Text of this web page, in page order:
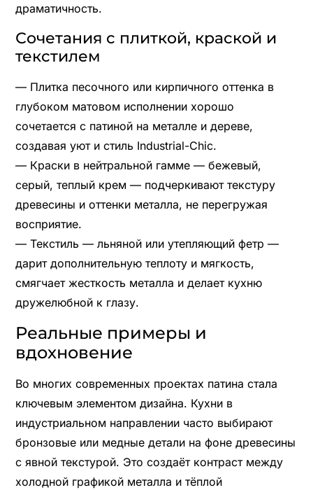
драматичность.
Сочетания с плиткой, краской и
текстилем
— Плитка песочного или кирпичного оттенка в
глубоком матовом исполнении хорошо
сочетается с патиной на металле и дереве,
создавая уют и стиль Industrial-Chic.
— Краски в нейтральной гамме — бежевый,
серый, теплый крем — подчеркивают текстуру
древесины и оттенки металла, не перегружая
восприятие.
— Текстиль — льняной или утепляющий фетр —
дарит дополнительную теплоту и мягкость,
смягчает жесткость металла и делает кухню
дружелюбной к глазу.
Реальные примеры и
вдохновение
Во многих современных проектах патина стала
ключевым элементом дизайна. Кухни в
индустриальном направлении часто выбирают
бронзовые или медные детали на фоне древесины
с явной текстурой. Это создаёт контраст между
холодной графикой металла и тёплой